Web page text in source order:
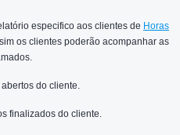
especifico aos clientes de Horas
os clientes poderão acompanhar as
do cliente.
finalizados do cliente.